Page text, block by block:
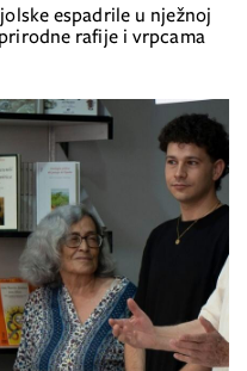
espadrile u nježnoj
rafije i vrpcama